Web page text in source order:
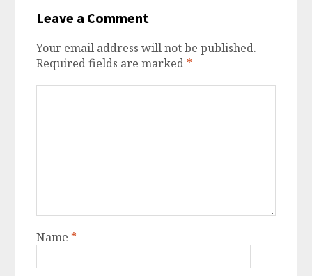
Leave a Comment
Your email address will not be published.
Required fields are marked *
Name *